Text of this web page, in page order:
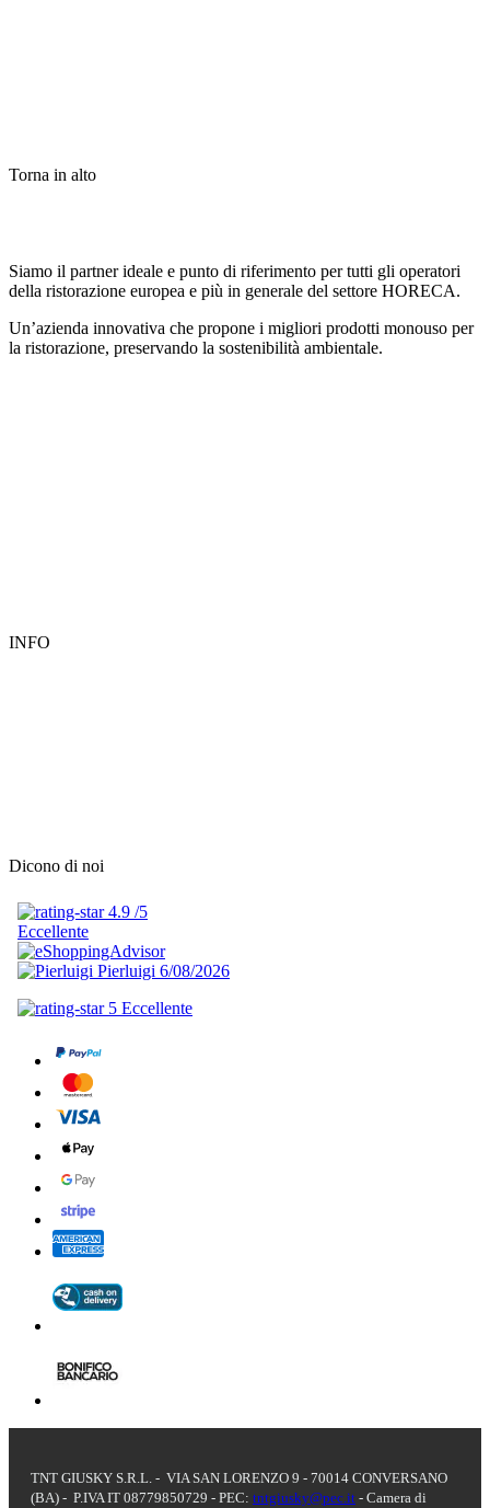
Torna in alto
Siamo il partner ideale e punto di riferimento per tutti gli operatori
della ristorazione europea e più in generale del settore HORECA.
Un’azienda innovativa che propone i migliori prodotti monouso per
la ristorazione, preservando la sostenibilità ambientale.
INFO
Dicono di noi
TNT GIUSKY S.R.L. - VIA SAN LORENZO 9 - 70014 CONVERSANO
(BA) - P.IVA IT 08779850729 - PEC: tntgiusky@pec.it - Camera di